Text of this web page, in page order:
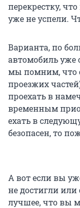
перекрестку,
уже не успели.
Варианта, по
автомобиль уже
мы помним, что
проезжих
проехать в
временным
ехать в
безопасен, то
А вот если вы
не достигли
лучшее, что вы